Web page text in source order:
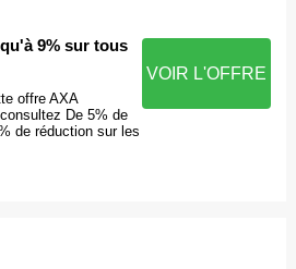
9% sur tous
offre AXA
De 5% de
de réduction sur les
VOIR L'OFFRE